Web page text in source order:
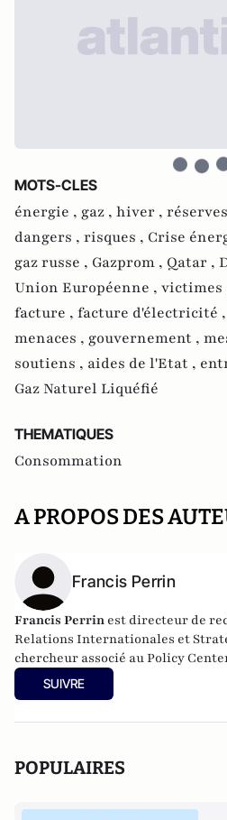
MOTS-CLES
énergie , gaz , hiver ,
dangers , risques , Crise
gaz russe , Gazprom , Qatar ,
Union Européenne , victimes
facture , facture d'électricité ,
menaces , gouvernement ,
soutiens , aides de l'Etat ,
Gaz Naturel Liquéfié
THEMATIQUES
Consommation
A PROPOS DES
Francis Perrin
Francis Perrin est directeur de
Relations Internationales et
chercheur associé au Policy
(PCNS, Rabat).
SUIVRE
POPULAIRES